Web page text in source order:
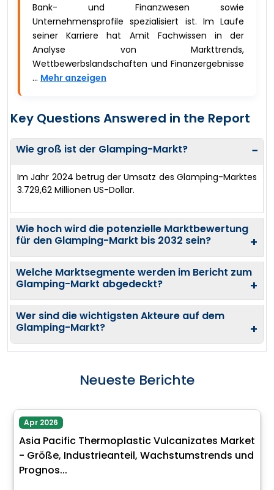
Bank- und Finanzwesen sowie
Unternehmensprofile spezialisiert ist. Im Laufe
seiner Karriere hat Amit Fachwissen in der
Analyse von Markttrends,
Wettbewerbslandschaften und Finanzergebnisse
... Mehr anzeigen
Key Questions Answered in the Report
Wie groß ist der Glamping-Markt? −
Im Jahr 2024 betrug der Umsatz des Glamping-Marktes
3.729,62 Millionen US-Dollar.
Wie hoch wird die potenzielle Marktbewertung
für den Glamping-Markt bis 2032 sein?
+
Welche Marktsegmente werden im Bericht zum
Glamping-Markt abgedeckt?
+
Wer sind die wichtigsten Akteure auf dem
Glamping-Markt?
+
Neueste Berichte
Apr 2026
Asia Pacific Thermoplastic Vulcanizates Market
- Größe, Industrieanteil, Wachstumstrends und
Prognos...